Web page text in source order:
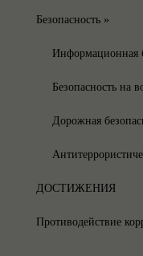
Безопасность»
Информационная
Безопасность на
Дорожная
ДОСТИЖЕНИЯ
Противодействие